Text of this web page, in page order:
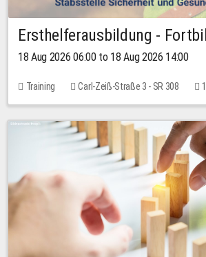
Ersthelferausbildung -
18 Aug 2026 06:00 to 18 Aug 2026 14:00
Training Carl-Zeiß-Straße 3 - SR 308